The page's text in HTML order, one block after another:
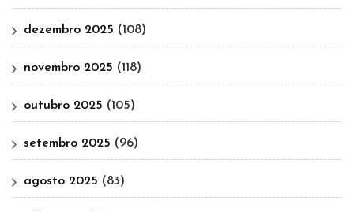
dezembro 2025 (108)
novembro 2025 (118)
outubro 2025 (105)
setembro 2025 (96)
agosto 2025 (83)